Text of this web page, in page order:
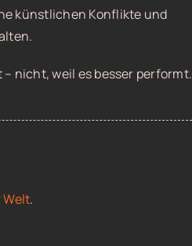
künstlichen Konflikte und
nicht, weil es besser performt.
Welt.